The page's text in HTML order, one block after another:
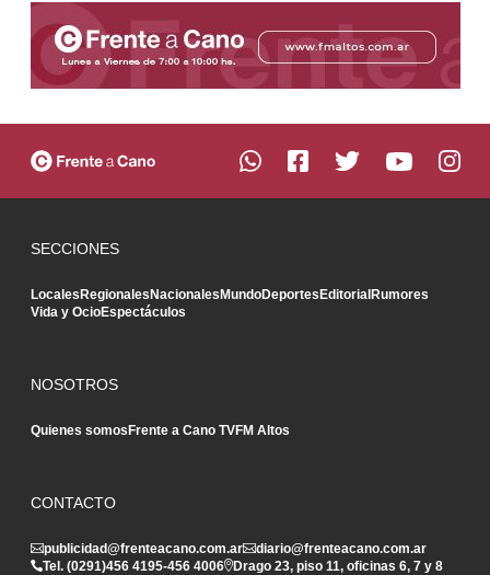
SECCIONES
Locales Regionales Nacionales MundoDeportes Editorial Rumores
Vida y OcioEspectáculos
NOSOTROS
Quienes somos Frente a Cano TVFM Altos
CONTACTO
publicidad@frenteacano.com.ar
diario@frenteacano.com.ar
Tel. (0291)456 4195-456 4006 Drago 23, piso 11, oficinas 6, 7 y 8